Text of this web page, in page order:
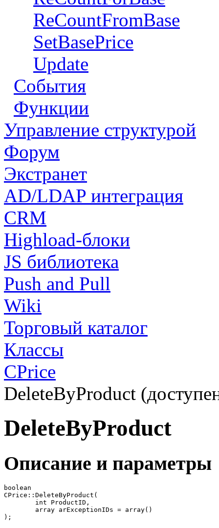
ReCountFromBase
SetBasePrice
Update
События
Функции
Управление структурой
Форум
Экстранет
AD/LDAP интеграция
CRM
Highload-блоки
JS библиотека
Push and Pull
Wiki
Торговый каталог
Классы
CPrice
DeleteByProduct
DeleteByProduct
Описание и параметры
boolean
CPrice::DeleteByProduct(
);